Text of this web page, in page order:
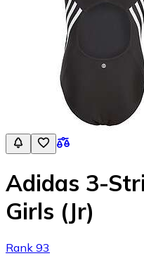
Adidas 3-
Girls (Jr)
Rank 93